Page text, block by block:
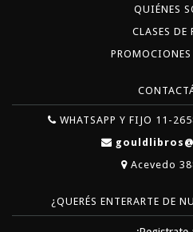
QUIÉNES
CLASES DE
PROMOCIONES
WHATSAPP Y FIJO 11-
Acevedo
¿QUERÉS ENTERARTE DE